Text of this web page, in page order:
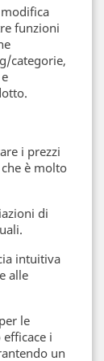
funzioni
categorie,
i prezzi
è molto
di
intuitiva
alle
le
i
un